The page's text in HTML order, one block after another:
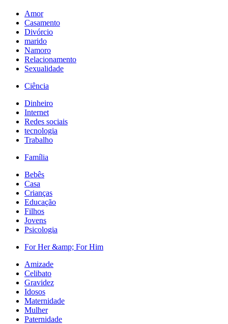
Amor
Casamento
Divórcio
marido
Namoro
Relacionamento
Sexualidade
Ciência
Dinheiro
Internet
Redes sociais
tecnologia
Trabalho
Família
Bebês
Casa
Crianças
Educação
Filhos
Jovens
Psicologia
For Her &amp; For Him
Amizade
Celibato
Gravidez
Idosos
Maternidade
Mulher
Paternidade